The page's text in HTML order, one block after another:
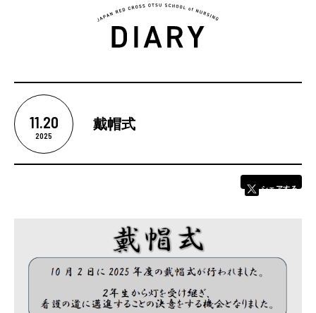
カリキュラム
基本情報
卒業後の進路
学校評価
11.20
2025
戴帽式
シェアする